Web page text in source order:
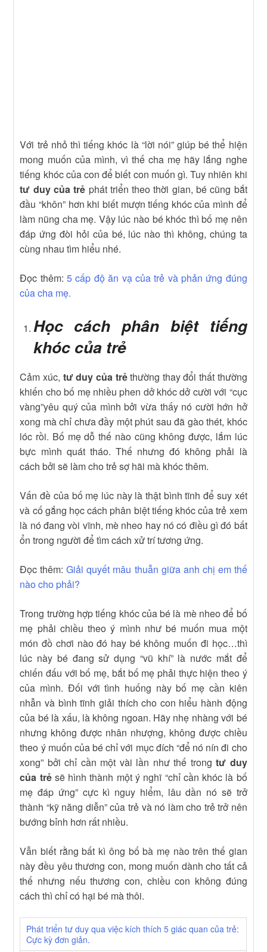
Với trẻ nhỏ thì tiếng khóc là “lời nói” giúp bé thể hiện
mong muốn của mình, vì thế cha mẹ hãy lắng nghe
tiếng khóc của con để biết con muốn gì. Tuy nhiên khi
tư duy của trẻ phát triển theo thời gian, bé cũng bắt
đầu “khôn” hơn khi biết mượn tiếng khóc của mình để
làm nũng cha mẹ. Vậy lúc nào bé khóc thì bố mẹ nên
đáp ứng đòi hỏi của bé, lúc nào thì không, chúng ta
cùng nhau tìm hiểu nhé.
Đọc thêm:5 cấp độ ăn vạ của trẻ và phản ứng đúng
của cha mẹ.
Học cách phân biệt tiếng
khóc của trẻ
Cảm xúc, tư duy của trẻthường thay đổi thất thường
khiến cho bố mẹ nhiều phen dở khóc dở cười với “cục
vàng”yêu quý của mình bởi vừa thấy nó cười hớn hở
xong mà chỉ chưa đầy một phút sau đã gào thét, khóc
lóc rồi. Bố mẹ dỗ thế nào cũng không được, lắm lúc
bực mình quát tháo. Thế nhưng đó không phải là
cách bởi sẽ làm cho trẻ sợ hãi mà khóc thêm.
Vấn đề của bố mẹ lúc này là thật bình tĩnh để suy xét
và cố gắng học cách phân biệt tiếng khóc của trẻ xem
là nó đang vòi vĩnh, mè nheo hay nó có điều gì đó bất
ổn trong người để tìm cách xử trí tương ứng.
Đọc thêm:Giải quyết mâu thuẫn giữa anh chị em thế
nào cho phải?
Trong trường hợp tiếng khóc của bé là mè nheo để bố
mẹ phải chiều theo ý mình như bé muốn mua một
món đồ chơi nào đó hay bé không muốn đi học…thì
lúc này bé đang sử dụng “vũ khí” là nước mắt để
chiến đấu với bố mẹ, bắt bố mẹ phải thực hiện theo ý
của mình. Đối với tình huống này bố mẹ cần kiên
nhẫn và bình tĩnh giải thích cho con hiểu hành động
của bé là xấu, là không ngoan. Hãy nhẹ nhàng với bé
nhưng không được nhân nhượng, không được chiều
theo ý muốn của bé chỉ với mục đích “để nó nín đi cho
xong” bởi chỉ cần một vài lần như thế trongtư duy
của trẻ sẽ hình thành một ý nghĩ “chỉ cần khóc là bố
mẹ đáp ứng” cực kì nguy hiểm, lâu dần nó sẽ trở
thành “kỹ năng diễn” của trẻ và nó làm cho trẻ trở nên
bướng bỉnh hơn rất nhiều.
Vẫn biết rằng bất kì ông bố bà mẹ nào trên thế gian
này đều yêu thương con, mong muốn dành cho tất cả
thế nhưng nếu thương con, chiều con không đúng
cách thì chỉ có hại bé mà thôi.
Phát triển tư duy qua việc kích thích 5 giác quan của trẻ:
Cực kỳ đơn giản.